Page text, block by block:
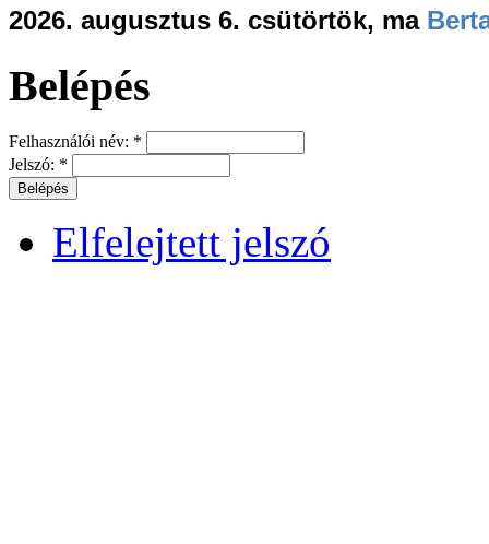
2026. augusztus 6. csütörtök, ma
Belépés
Felhasználói név: *
Jelszó: *
Elfelejtett jelszó